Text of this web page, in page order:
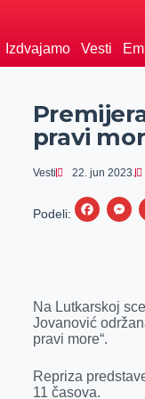
Izdvajamo Vesti
pravi
Vesti 22. jun 2023.
Podeli:
F
b
o
k
M
e
e
Na Lutkarskoj
Jovanović
pravi more“.
Repriza
11 časova.